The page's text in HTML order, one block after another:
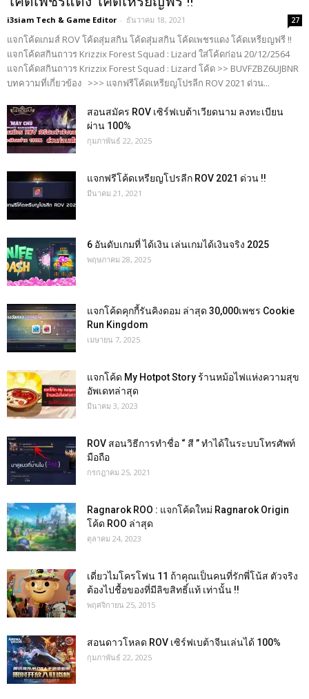
i3siam Tech & Game Editor - ธันวาคม 18, 2021 27
แจกโค้ดเกมส์ ROV โค้ดสุ่มสกิน โค้ดสุ่มสกิน โค้ดเพชรแดง โค้ดเหรียญฟรี !!
แจกโค้ดสกินถาวร Krizzix Forest Squad : Lizard ใส่โค้ดก่อน 20/12/2564
แจกโค้ดสกินถาวร Krizzix Forest Squad : Lizard โค้ด >> BUVFZBZ6UJBNR
บทความที่เกี่ยวข้อง >>> แจกฟรีโค้ดเหรียญโปรลีก ROV 2021 ด่วน...
สอนสมัคร ROV เซิร์ฟเบต้าเวียดนาม ลงทะเบียน
ผ่าน 100%
กุมภาพันธ์ 22, 2025
แจกฟรีโค้ดเหรียญโปรลีก ROV 2021 ด่วน !!
มีนาคม 21, 2021
6 อันดับเกมที่ ได้เงิน เล่นเกมได้เงินจริง 2025
พฤษภาคม 28, 2025
แจกโค้ดคุกกี้รันคิงดอม ล่าสุด 30,000เพชร Cookie
Run Kingdom
เมษายน 7, 2025
แจกโค้ด My Hotpot Story ร้านหม้อไฟแห่งความสุข
อัพเดทล่าสุด
มีนาคม 3, 2023
ROV สอนวิธีการทำชื่อ “ สี ” ทำได้ในระบบโทรศัพท์
มือถือ
กรกฎาคม 25, 2021
Ragnarok ROO : แจกโค้ดใหม่ Ragnarok Origin
โค้ด ROO ล่าสุด
ตุลาคม 24, 2023
เดี่ยวไมโครโฟน 11 ถ้าคุณเป็นคนที่รักพี่โน้ส ตัวจริง
ต้องไปชื้อของที่มีลิขสิทธิ์แท้ เท่านั้น !!
พฤศจิกายน 25, 2015
สอนดาวโหลด ROV เซิร์ฟเบต้าจีนเล่นได้ 100%
กุมภาพันธ์ 22, 2025